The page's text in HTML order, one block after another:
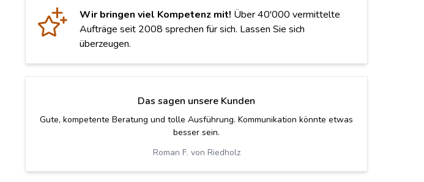
Wir bringen viel Kompetenz mit! Über 40'000 vermittelte
Aufträge seit 2008 sprechen für sich. Lassen Sie sich
überzeugen.
Das sagen unsere Kunden
Wir wären ohne eure Hilfe wohl nie auf diesen genialen Architekten gestossen.
Roman hat eine tolle Arbeit gemacht.
Sarah L. von Thun